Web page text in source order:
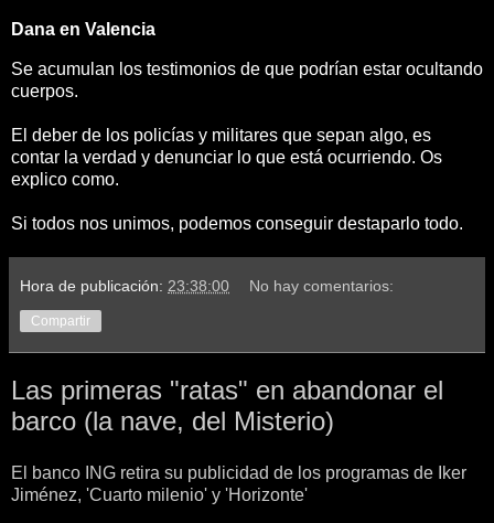
Dana en Valencia
Se acumulan los testimonios de que podrían estar ocultando
cuerpos.
El deber de los policías y militares que sepan algo, es
contar la verdad y denunciar lo que está ocurriendo. Os
explico como.
Si todos nos unimos, podemos conseguir destaparlo todo.
Hora de publicación: 23:38:00 No hay comentarios:
Compartir
Las primeras "ratas" en abandonar el
barco (la nave, del Misterio)
El banco ING retira su publicidad de los programas de Iker
Jiménez, 'Cuarto milenio' y 'Horizonte'